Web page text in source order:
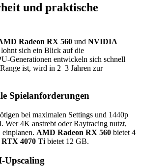
und praktische
Radeon RX 560 und NVIDIA
lohnt sich ein Blick auf die
Generationen entwickeln sich schnell
ist, wird in 2–3 Jahren zur
Spielanforderungen
bei maximalen Settings und 1440p
4K anstrebt oder Raytracing nutzt,
AMD Radeon RX 560 bietet 4
4070 Ti bietet 12 GB.
Upscaling